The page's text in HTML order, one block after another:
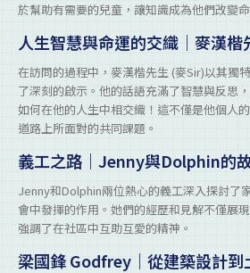
於幫助有需要的兒童，讓知識成為他們改變
人生智慧與命運的交織｜麥漢楷
在訪問的過程中，麥漢楷先生 (麥Sir)以其獨
了深刻的啟示。他的話語充滿了智慧與反思
如何在他的人生中相交織！這不僅是他個人
道路上所面對的共同課題。
義工之路｜Jenny與Dolphin的
Jenny和Dolphin兩位熱心的義工深入探討了
會中發揮的作用。她們的經歷和見解不僅展
強調了在社區中互助互愛的精神。
梁國鋒 Godfrey｜從建築設計到